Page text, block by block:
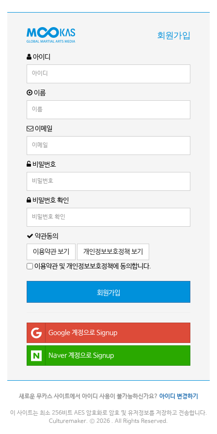
회원가입
아이디
이름
이메일
비밀번호
비밀번호 확인
약관동의
이용약관 보기
개인정보보호정책 보기
이용약관 및 개인정보보호정책에 동의합니다.
회원가입
Google 계정으로 Signup
Naver 계정으로 Signup
새로운 무카스 사이트에서 아이디 사용이 불가능하신가요? 아이디 변경하기
이 사이트는 최소 256비트 AES 암호화로 암호 및 유저정보를 저장하고 전송합니다.
Culturemaker. © 2026 . All Rights Reserved.